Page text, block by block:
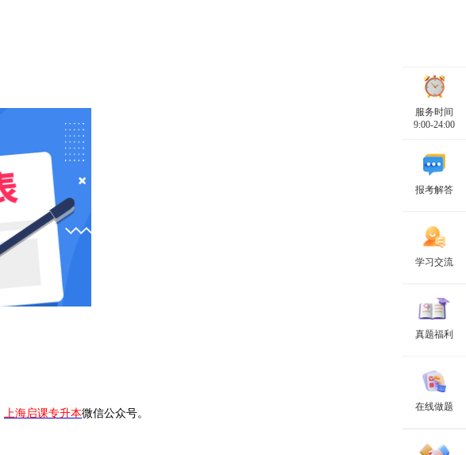
服务时间
9:00-24:00
报考解答
学习交流
真题福利
在线做题
上海启课专升本微信公众号。